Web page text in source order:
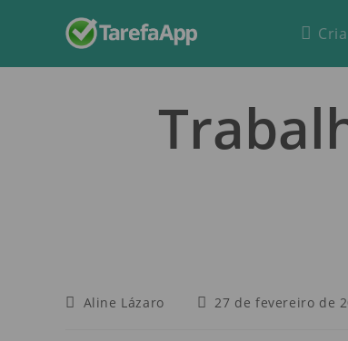
Aline Lázaro 27 de fevereiro de